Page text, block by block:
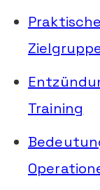
Training